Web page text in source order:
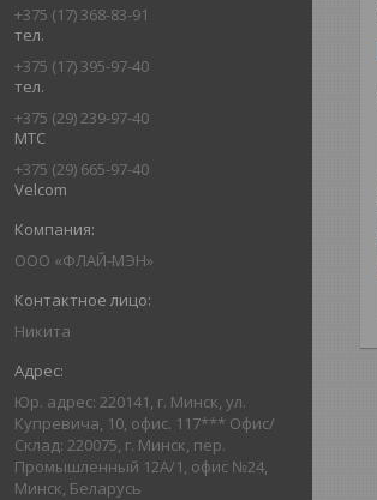
+375 (17) 368-83-91
тел.
+375 (17) 395-97-40
тел.
+375 (29) 239-97-40
МТС
+375 (29) 665-97-40
Velcom
ООО «ФЛАЙ-МЭН»
Никита
Юр. адрес: 220141, г. Минск, ул.
Купревича, 10, офис. 117*** Офис/
Склад: 220075, г. Минск, пер.
Промышленный 12А/1, офис №24,
Минск, Беларусь